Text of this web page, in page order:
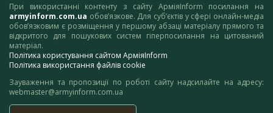
При використанні контенту з сайту АрміяInform посилання на
armyinform.com.ua обов’язкове. Для суб’єктів у сфері онлайн-медіа
обов’язковим є розміщення у першому абзаці матеріалу прямого та
відкритого для пошукових систем гіперпосилання на цитований
матеріал.
Політика користування сайтом АрміяInform
Політика використання файлів cookie
Зауваження та пропозиції по роботі сайту надсилайте на адресу:
webmaster@armyinform.com.ua